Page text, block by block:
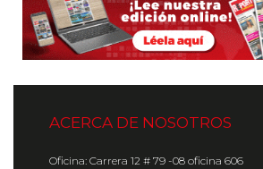
ACERCA DE NOSOTROS
Oficina: Carrera 12 # 79 -08 oficina 606